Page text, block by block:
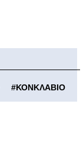
#ΚΟΝΚΛΑΒΙΟ